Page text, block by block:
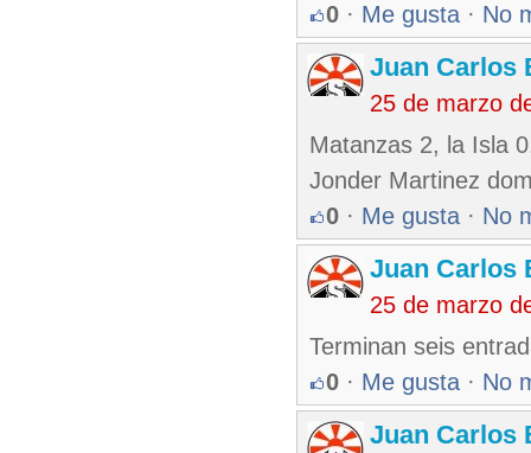
0 · Me gusta · No
Juan Carlos
25 de marzo
Matanzas 2, la Isla
Jonder Martinez
0 · Me gusta · No
Juan Carlos
25 de marzo
Terminan seis
0 · Me gusta · No
Juan Carlos